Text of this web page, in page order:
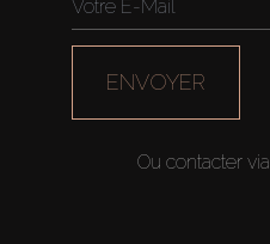
ENVOYER
Ou contacter via